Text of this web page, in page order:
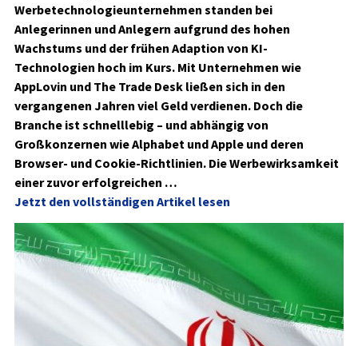
Werbetechnologieunternehmen standen bei
Anlegerinnen und Anlegern aufgrund des hohen
Wachstums und der frühen Adaption von KI-
Technologien hoch im Kurs. Mit Unternehmen wie
AppLovin und The Trade Desk ließen sich in den
vergangenen Jahren viel Geld verdienen. Doch die
Branche ist schnelllebig – und abhängig von
Großkonzernen wie Alphabet und Apple und deren
Browser- und Cookie-Richtlinien. Die Werbewirksamkeit
einer zuvor erfolgreichen …
Jetzt den vollständigen Artikel lesen